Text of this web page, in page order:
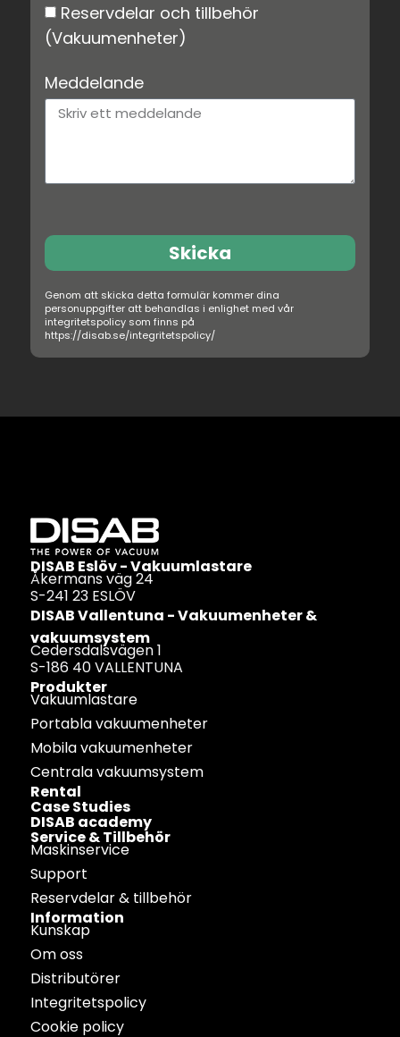
Reservdelar och tillbehör
(Vakuumenheter)
Meddelande
Skicka
DISAB Eslöv - Vakuumlastare
Åkermans väg 24
S-241 23 ESLÖV
DISAB Vallentuna - Vakuumenheter &
vakuumsystem
Cedersdalsvägen 1
S-186 40 VALLENTUNA
Produkter
Vakuumlastare
Portabla vakuumenheter
Mobila vakuumenheter
Centrala vakuumsystem
Rental
Case Studies
DISAB academy
Service & Tillbehör
Maskinservice
Support
Reservdelar & tillbehör
Information
Kunskap
Om oss
Distributörer
Integritetspolicy
Cookie policy